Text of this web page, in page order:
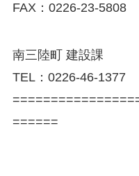
FAX：0226-23-5808
南三陸町 建設課
TEL：0226-46-1377
======